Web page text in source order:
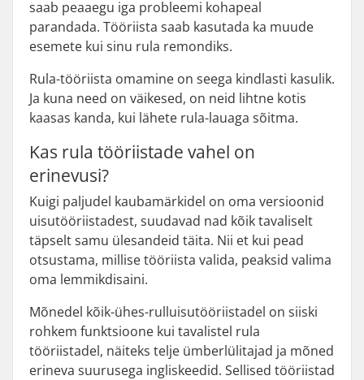
saab peaaegu iga probleemi kohapeal
parandada. Tööriista saab kasutada ka muude
esemete kui sinu rula remondiks.
Rula-tööriista omamine on seega kindlasti kasulik.
Ja kuna need on väikesed, on neid lihtne kotis
kaasas kanda, kui lähete rula-lauaga sõitma.
Kas rula tööriistade vahel on
erinevusi?
Kuigi paljudel kaubamärkidel on oma versioonid
uisutööriistadest, suudavad nad kõik tavaliselt
täpselt samu ülesandeid täita. Nii et kui pead
otsustama, millise tööriista valida, peaksid valima
oma lemmikdisaini.
Mõnedel kõik-ühes-rulluisutööriistadel on siiski
rohkem funktsioone kui tavalistel rula
tööriistadel, näiteks telje ümberlülitajad ja mõned
erineva suurusega ingliskeedid. Sellised tööriistad